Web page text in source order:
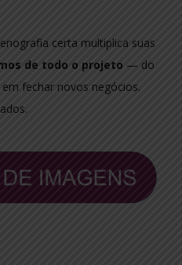
certa multiplica suas
de todo o projeto — do
fechar novos negócios.